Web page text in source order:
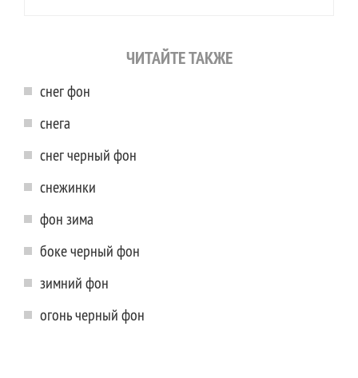
ЧИТАЙТЕ ТАКЖЕ
снег фон
снега
снег черный фон
снежинки
фон зима
боке черный фон
зимний фон
огонь черный фон